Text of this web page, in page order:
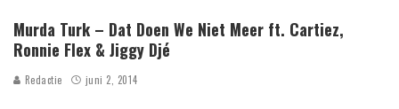
Murda Turk – Dat Doen We Niet Meer ft. Cartiez,
Ronnie Flex & Jiggy Djé
Redactie juni 2, 2014